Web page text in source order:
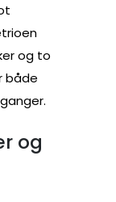
og to
både
og